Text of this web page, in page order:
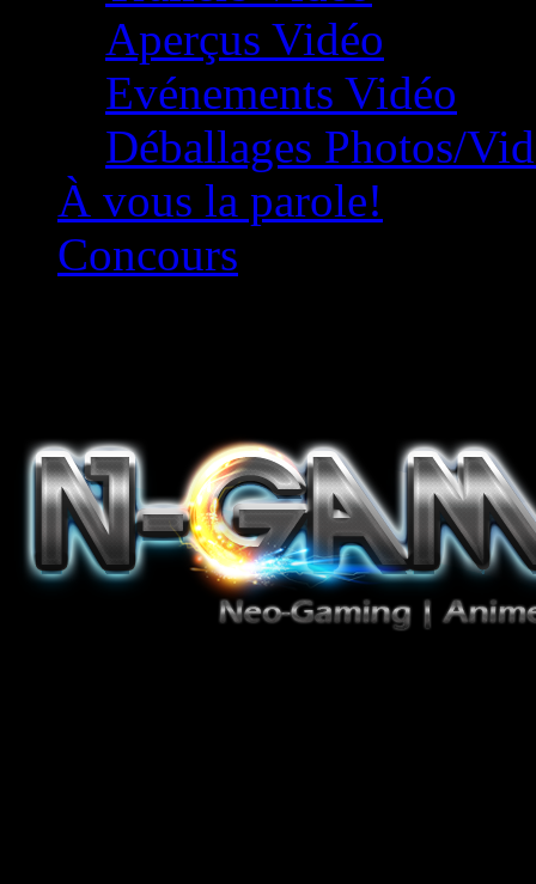
Aperçus Vidéo
Evénements Vidéo
Déballages Photos/
À vous la parole!
Concours